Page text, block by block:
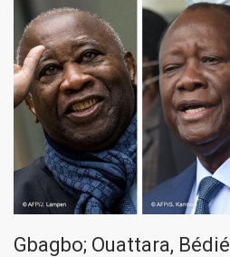
Gbagbo; Ouattara, Bédié